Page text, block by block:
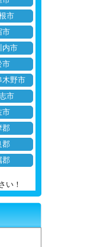
市
市
内市
市
木野市
市
市
郡
郡
郡
い！